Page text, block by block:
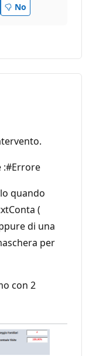
No
:#Errore
quando
(
di una
per
con 2